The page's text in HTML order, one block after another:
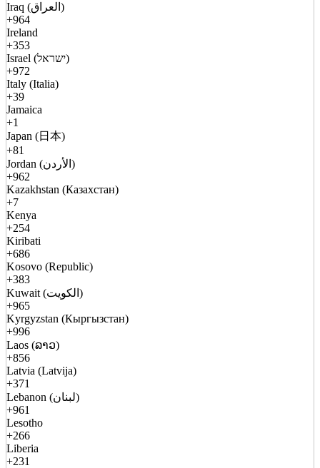
Iraq (العراق)
+964
Ireland
+353
Israel (ישראל)
+972
Italy (Italia)
+39
Jamaica
+1
Japan (日本)
+81
Jordan (الأردن)
+962
Kazakhstan (Казахстан)
+7
Kenya
+254
Kiribati
+686
Kosovo (Republic)
+383
Kuwait (الكويت)
+965
Kyrgyzstan (Кыргызстан)
+996
Laos (ລາວ)
+856
Latvia (Latvija)
+371
Lebanon (لبنان)
+961
Lesotho
+266
Liberia
+231